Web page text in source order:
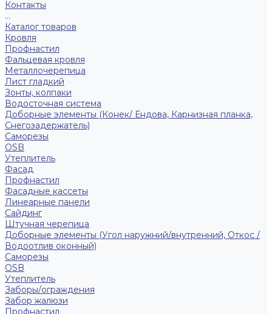
Контакты
...
Каталог товаров
Кровля
Профнастил
Фальцевая кровля
Металлочерепица
Лист гладкий
Зонты, колпаки
Водосточная система
Доборные элементы (Конек/ Ендова, Карнизная планка,
Снегозадержатель)
Саморезы
ОSB
Утеплитель
Фасад
Профнастил
Фасадные кассеты
Линеарные панели
Сайдинг
Штучная черепица
Доборные элементы (Угол наружний/внутренний, Откос /
Водоотлив оконный)
Саморезы
OSB
Утеплитель
Заборы/ограждения
Забор жалюзи
Профнастил